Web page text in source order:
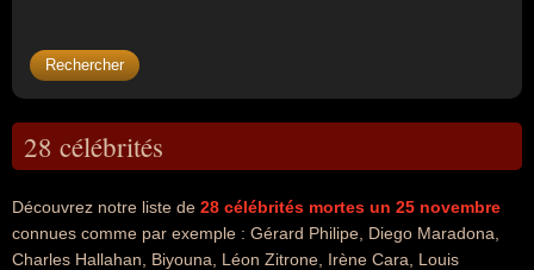
28 célébrités
Découvrez notre liste de 28 célébrités mortes un 25 novembre
connues comme par exemple : Gérard Philipe, Diego Maradona,
Charles Hallahan, Biyouna, Léon Zitrone, Irène Cara, Louis